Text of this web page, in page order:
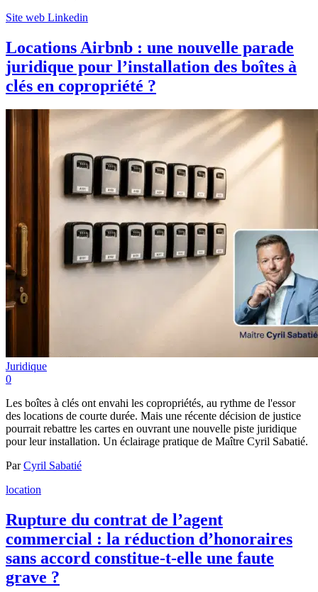
Site web Linkedin
Locations Airbnb : une nouvelle parade
juridique pour l’installation des boîtes à
clés en copropriété ?
Juridique
0
Les boîtes à clés ont envahi les copropriétés, au rythme de l'essor
des locations de courte durée. Mais une récente décision de justice
pourrait rebattre les cartes en ouvrant une nouvelle piste juridique
pour leur installation. Un éclairage pratique de Maître Cyril Sabatié.
ParCyril Sabatié
location
Rupture du contrat de l’agent
commercial : la réduction d’honoraires
sans accord constitue-t-elle une faute
grave ?